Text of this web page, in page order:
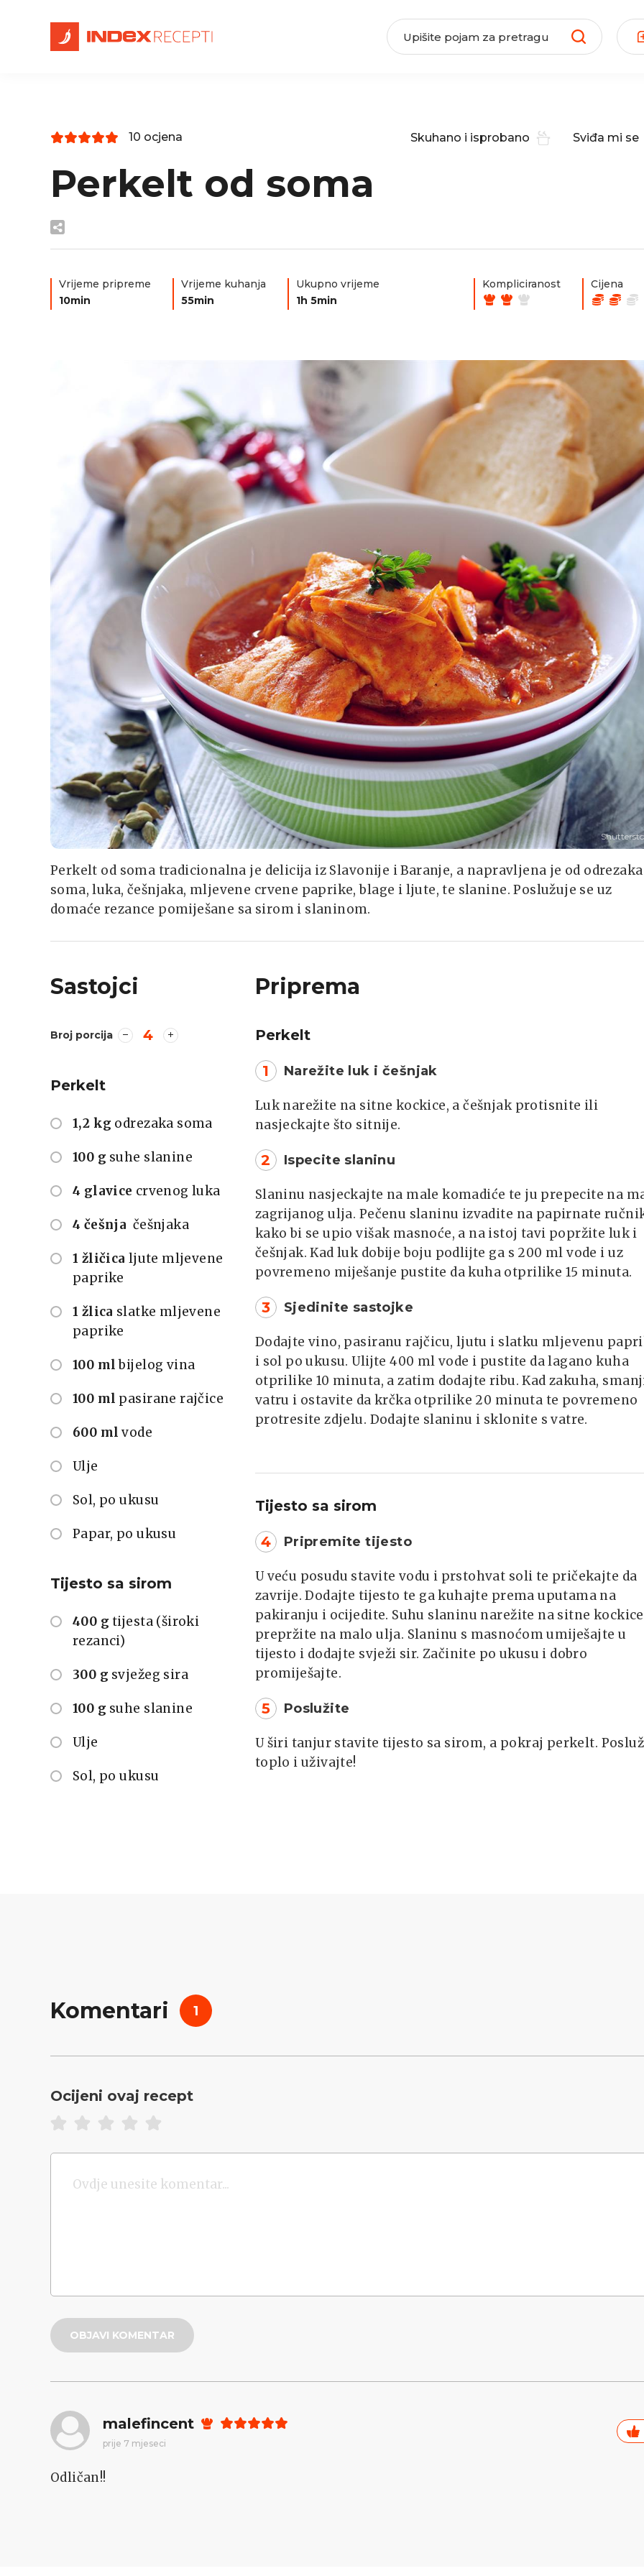
10 ocjena Skuhano i isprobano Sviđa mi se
Perkelt od soma
Vrijeme pripreme
10min
Vrijeme kuhanja
55min
Ukupno vrijeme
1h 5min
Kompliciranost Cijena
Perkelt od soma tradicionalna je delicija iz Slavonije i Baranje, a napravljena je od odrezaka
soma, luka, češnjaka, mljevene crvene paprike, blage i ljute, te slanine. Poslužuje se uz
domaće rezance pomiješane sa sirom i slaninom.
Sastojci
Broj porcija 4
Perkelt
1,2 kg odrezaka soma
100 g suhe slanine
4 glavice crvenog luka
4 češnja češnjaka
1 žličica ljute mljevene
paprike
1 žlica slatke mljevene
paprike
100 ml bijelog vina
100 ml pasirane rajčice
600 ml vode
Ulje
Sol, po ukusu
Papar, po ukusu
Tijesto sa sirom
400 g tijesta (široki
rezanci)
300 g svježeg sira
100 g suhe slanine
Ulje
Sol, po ukusu
Priprema
Perkelt
1 Narežite luk i češnjak
Luk narežite na sitne kockice, a češnjak protisnite ili
nasjeckajte što sitnije.
2 Ispecite slaninu
Slaninu nasjeckajte na male komadiće te ju prepecite na
zagrijanog ulja. Pečenu slaninu izvadite na papirnate
kako bi se upio višak masnoće, a na istoj tavi popržite luk i
češnjak. Kad luk dobije boju podlijte ga s 200 ml vode i uz
povremeno miješanje pustite da kuha otprilike 15 minuta.
3 Sjedinite sastojke
Dodajte vino, pasiranu rajčicu, ljutu i slatku mljevenu
i sol po ukusu. Ulijte 400 ml vode i pustite da lagano kuha
otprilike 10 minuta, a zatim dodajte ribu. Kad zakuha,
vatru i ostavite da krčka otprilike 20 minuta te povremeno
protresite zdjelu. Dodajte slaninu i sklonite s vatre.
Tijesto sa sirom
4 Pripremite tijesto
U veću posudu stavite vodu i prstohvat soli te pričekajte da
zavrije. Dodajte tijesto te ga kuhajte prema uputama na
pakiranju i ocijedite. Suhu slaninu narežite na sitne
prepržite na malo ulja. Slaninu s masnoćom umiješajte u
tijesto i dodajte svježi sir. Začinite po ukusu i dobro
promiješajte.
5 Poslužite
U širi tanjur stavite tijesto sa sirom, a pokraj perkelt.
toplo i uživajte!
Komentari 1
Ocijeni ovaj recept
OBJAVI KOMENTAR
malefincent
prije 7 mjeseci
Odličan!!